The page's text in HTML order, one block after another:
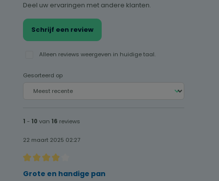
Deel uw ervaringen met andere klanten.
Schrijf een review
Alleen reviews weergeven in huidige taal.
Gesorteerd op
1 - 10 van 16 reviews
22 maart 2025 02:27
Recensie met een waardering van 4 van de 5 sterren
Grote en handige pan